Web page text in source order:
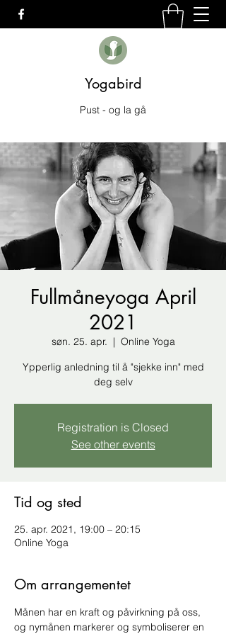
Yogabird
Pust - og la gå
Fullmåneyoga April
2021
søn. 25. apr.
  |
Online Yoga
Ypperlig anledning til å "sjekke inn" med
deg selv
Registration is Closed
See other events
Tid og sted
25. apr. 2021, 19:00 – 20:15
Online Yoga
Om arrangementet
Månen har en kraft og påvirkning på oss,
og nymånen markerer og symboliserer en